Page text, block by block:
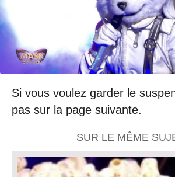
Si vous voulez garder le
pas sur la page suivante.
SUR LE MÊME